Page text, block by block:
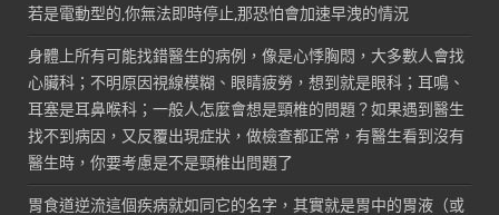
若是電動型的,你無法即時停止,那恐怕會加速早洩的情況
身體上所有可能找錯醫生的病例，像是心悸胸悶，大多數人會找
心臟科；不明原因視線模糊、眼睛疲勞，想到就是眼科；耳鳴、
耳塞是耳鼻喉科；一般人怎麼會想是頸椎的問題？如果遇到醫生
找不到病因，又反覆出現症狀，做檢查都正常，有醫生看到沒有
醫生時，你要考慮是不是頸椎出問題了
胃食道逆流這個疾病就如同它的名字，其實就是胃中的胃液（或